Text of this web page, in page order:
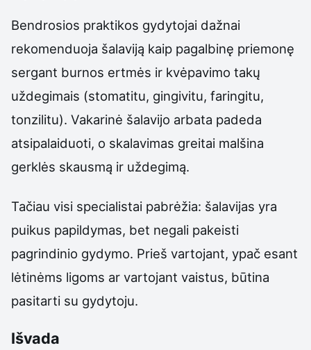
Bendrosios praktikos gydytojai dažnai
rekomenduoja šalaviją kaip pagalbinę priemonę
sergant burnos ertmės ir kvėpavimo takų
uždegimais (stomatitu, gingivitu, faringitu,
tonzilitu). Vakarinė šalavijo arbata padeda
atsipalaiduoti, o skalavimas greitai malšina
gerklės skausmą ir uždegimą.
Tačiau visi specialistai pabrėžia: šalavijas yra
puikus papildymas, bet negali pakeisti
pagrindinio gydymo. Prieš vartojant, ypač esant
lėtinėms ligoms ar vartojant vaistus, būtina
pasitarti su gydytoju.
Išvada